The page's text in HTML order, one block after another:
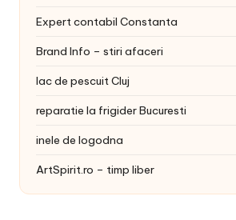
Expert contabil Constanta
Brand Info – stiri afaceri
lac de pescuit Cluj
reparatie la frigider Bucuresti
inele de logodna
ArtSpirit.ro – timp liber